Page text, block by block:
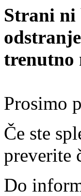
Strani ni
trenutno
Prosimo
Če ste
preverite
Do